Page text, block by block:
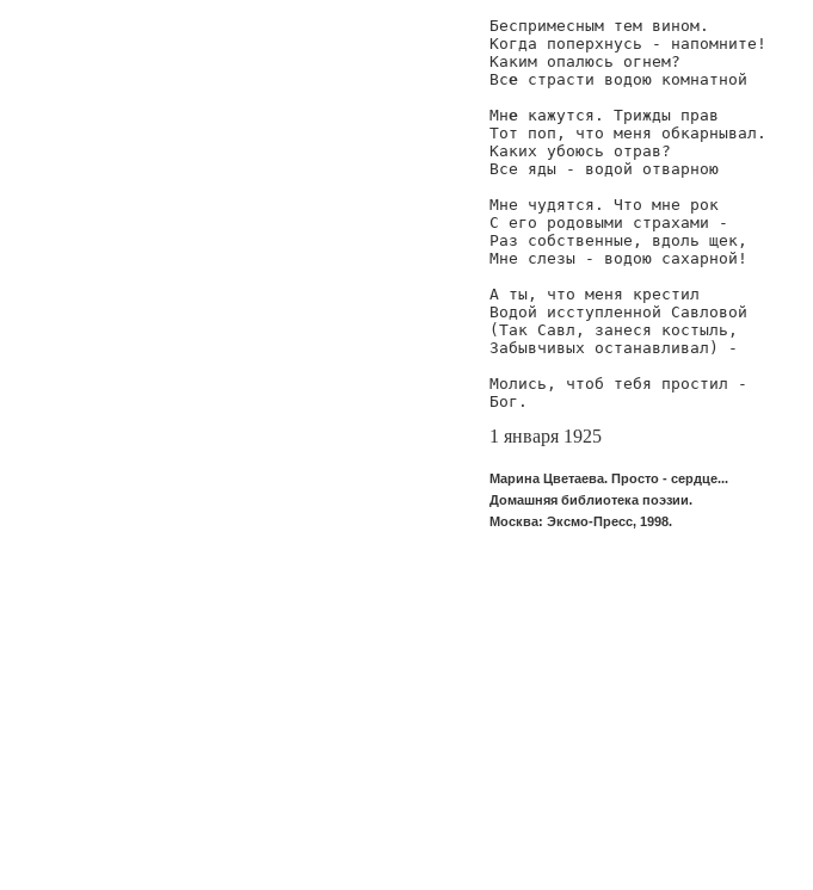
Беспримесным тем вином.
Когда поперхнусь - напомните!
Каким опалюсь огнем?
Все страсти водою комнатной
Мне кажутся. Трижды прав
Тот поп, что меня обкарнывал.
Каких убоюсь отрав?
Все яды - водой отварною
Мне чудятся. Что мне рок
С его родовыми страхами -
Раз собственные, вдоль щек,
Мне слезы - водою сахарной!
А ты, что меня крестил
Водой исступленной Савловой
(Так Савл, занеся костыль,
Забывчивых останавливал) -
Молись, чтоб тебя простил -
1 января 1925
Марина Цветаева. Просто - сердце...
Домашняя библиотека поэзии.
Москва: Эксмо-Пресс, 1998.